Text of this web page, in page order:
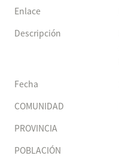
Enlace
Descripción
Fecha
COMUNIDAD
PROVINCIA
POBLACIÓN